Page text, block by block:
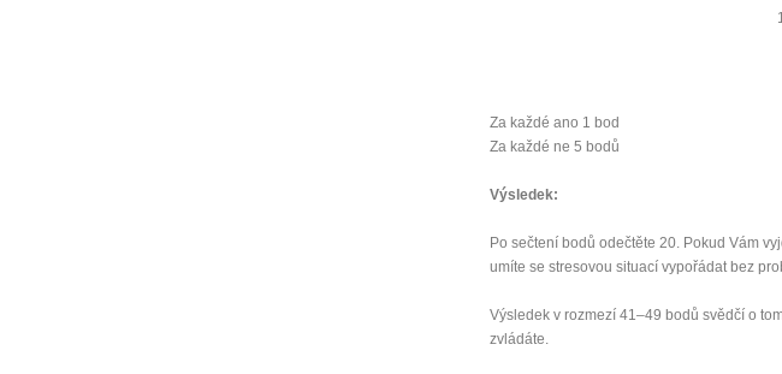
Za každé ano 1 bod
Za každé ne 5 bodů
Výsledek:
Po sečtení bodů odečtěte 20. Pokud Vám
umíte se stresovou situací vypořádat bez
Výsledek v rozmezí 41–49 bodů svědčí o
zvládáte.